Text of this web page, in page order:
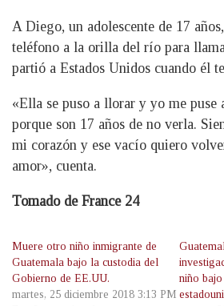
A Diego, un adolescente de 17
teléfono a la orilla del río para
partió a Estados Unidos cuando él
«Ella se puso a llorar y yo me puse
porque son 17 años de no verla.
mi corazón y ese vacío quiero
amor», cuenta.
Tomado de France 24
Muere otro niño inmigrante de
Guatemala bajo la custodia del
Gobierno de EE.UU.
martes, 25 diciembre 2018 3:13 PM
niño